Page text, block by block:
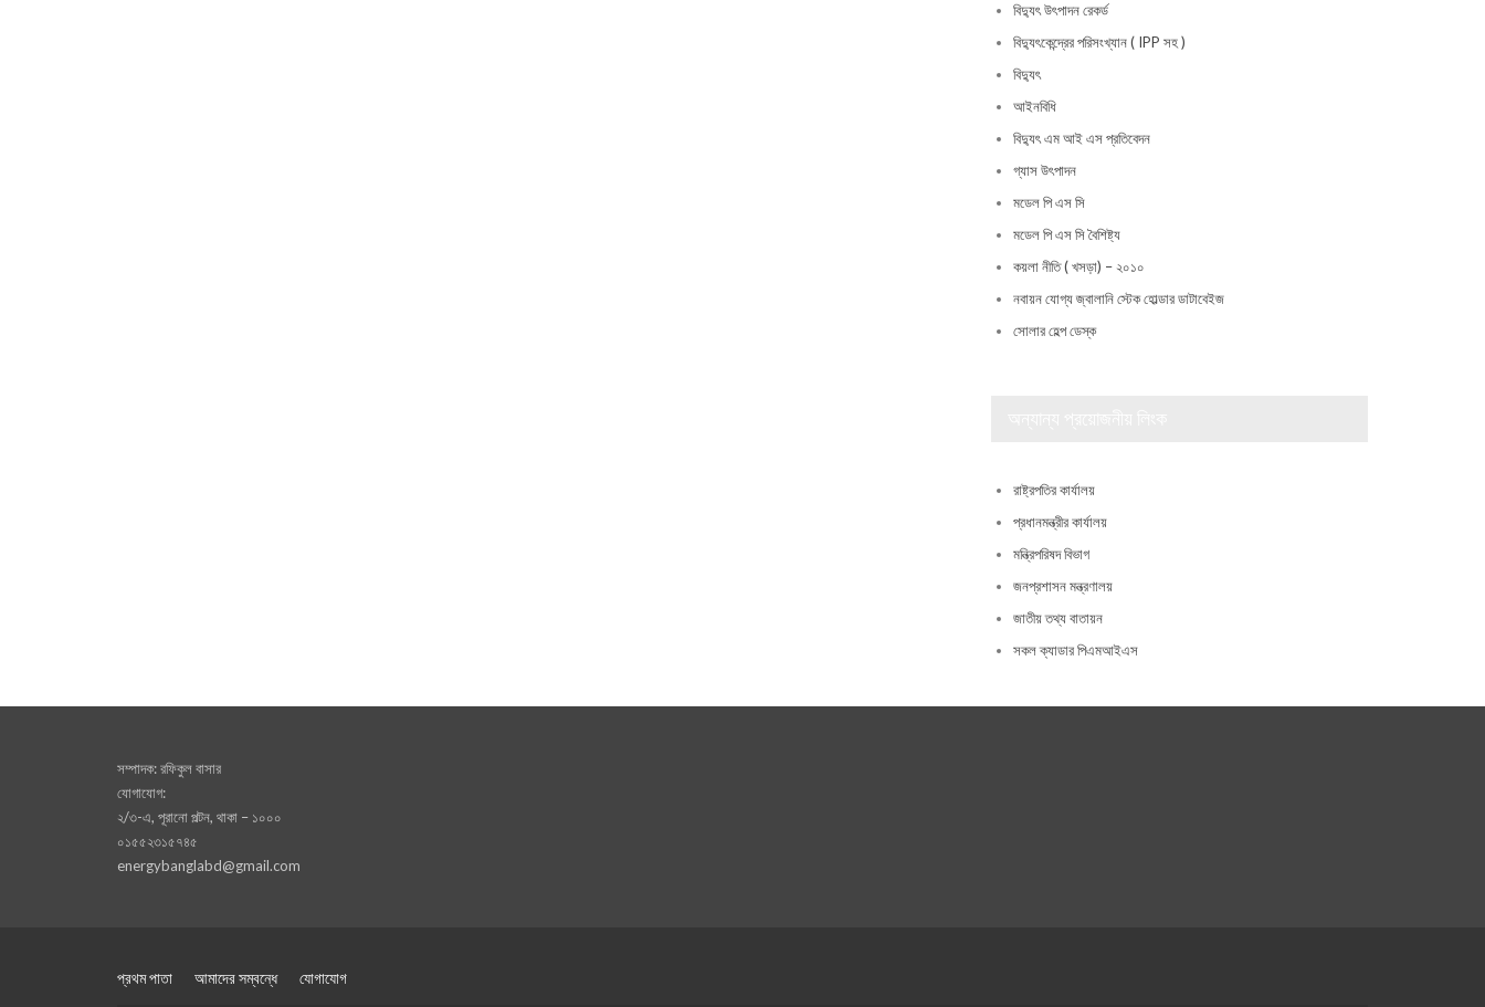
বিদ্যুৎ উৎপাদন রেকর্ড
বিদ্যুৎকেন্দ্রের পরিসংখ্যান ( IPP সহ )
বিদ্যুৎ
আইনবিধি
বিদ্যুৎ এম আই এস প্রতিবেদন
গ্যাস উৎপাদন
মডেল পি এস সি
মডেল পি এস সি বৈশিষ্ট্য
কয়লা নীতি ( খসড়া) – ২০১০
নবায়ন যোগ্য জ্বালানি স্টেক হোল্ডার ডাটাবেইজ
সোলার হেল্প ডেস্ক
রাষ্ট্রপতির কার্যালয়
প্রধানমন্ত্রীর কার্যালয়
মন্ত্রিপরিষদ বিভাগ
জনপ্রশাসন মন্ত্রণালয়
জাতীয় তথ্য বাতায়ন
সকল ক্যাডার পিএমআইএস
সম্পাদক: রফিকুল বাসার
যোগাযোগ:
২/৩-এ, পূরানো পল্টন, থাকা – ১০০০
০১৫৫২৩১৫৭৪৫
energybanglabd@gmail.com
প্রথম পাতা আমাদের সম্বন্ধে যোগাযোগ